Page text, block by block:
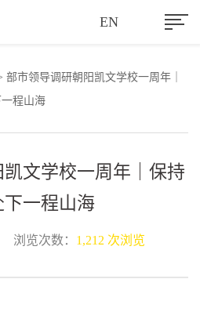
EN
部市领导调研朝阳凯文学校一周年｜
程山海
文学校一周年｜保持
一程山海
浏览次数： 1,212 次浏览